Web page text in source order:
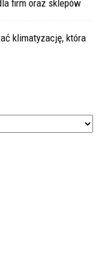
firm oraz sklepów
klimatyzację, która